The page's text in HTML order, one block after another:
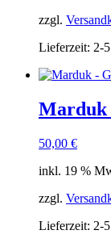
zzgl.
Lieferzeit: 2-
Marduk
50,00 €
inkl. 19 %
zzgl.
Lieferzeit: 2-